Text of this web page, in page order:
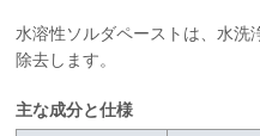
水溶性ソルダペーストは、水洗
除去します。
主な成分と仕様